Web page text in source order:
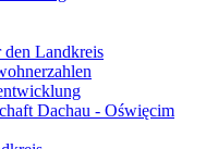
den Landkreis
Dachau - Oświęcim